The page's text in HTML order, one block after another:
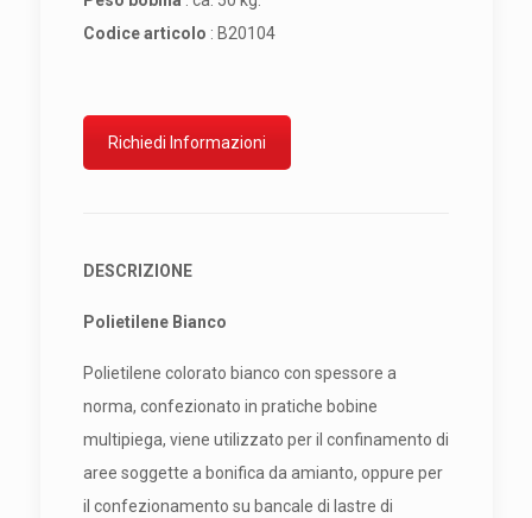
Codice articolo : B20104
Richiedi Informazioni
DESCRIZIONE
Polietilene Bianco
Polietilene colorato bianco con spessore a
norma, confezionato in pratiche bobine
multipiega, viene utilizzato per il confinamento di
aree soggette a bonifica da amianto, oppure per
il confezionamento su bancale di lastre di